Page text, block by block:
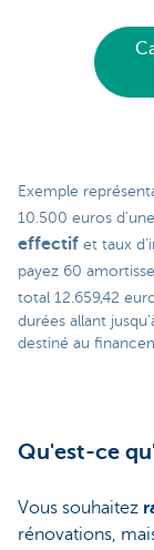
Exemple
10.500 euros
effectif et taux
payez 60
total 12.659,42
durées allant
destiné au
Qu'est-ce
Vous souhaitez
rénovations,